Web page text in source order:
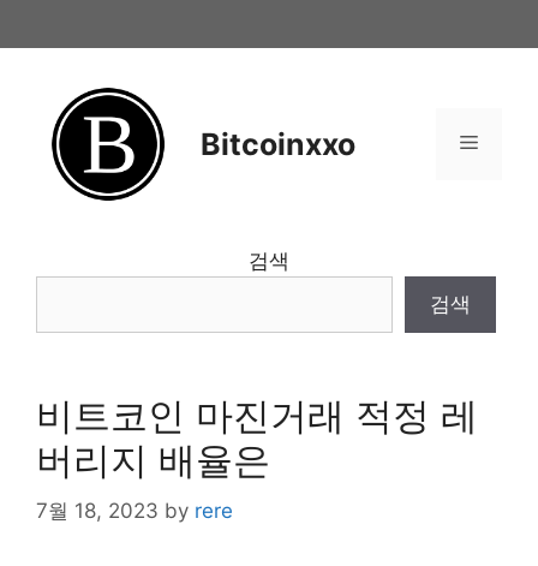
to
Bitcoinxxo Menu
검색
검색
비트코인 마진거래 적정 레
버리지 배율은
7월 18, 2023 by rere